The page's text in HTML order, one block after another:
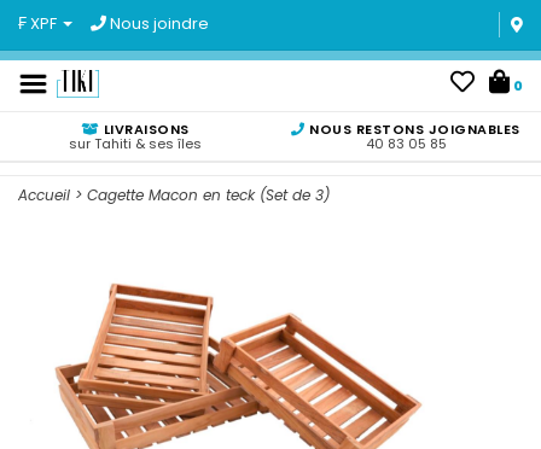
₣ XPF Nous joindre
0
LIVRAISONS
sur Tahiti & ses îles
NOUS RESTONS JOIGNABLES
40 83 05 85
Accueil > Cagette Macon en teck (Set de 3)